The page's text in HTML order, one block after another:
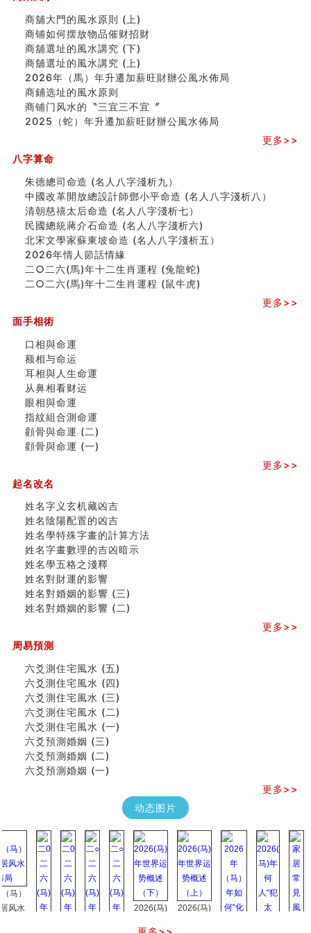
玄空本义(六)
额相与命运
风水先生林琅仙的传说
从痣看相
姓名陰陽配置的凶吉
六爻測住宅風水 (四)
玄空本义 (五)
财务办公室风水布局
精选1500个五行属木的字
六爻算卦：我俩之间是否还命中有未尽的缘分？
订婚就是定结婚日子吗
清朝慈禧太后命造 (名人八字淺析七）
玄空本义 (三)
飞灵山传说故事
命理解说：想请问什么时候能够遇到姻缘结婚？
商舖選址的風水講究 (下)
吉凶神跳上大运时的断法【四柱技巧】
家居常見風水形煞及化解方法 (一)
大門風水五大禁忌！大門風水擺設？門中門風水解方？
出现这几种面相桃花泛
寓意好的五行属水的汉字有哪些？五行属水的汉字大全
玄空本义 (一)
＂天下第一关＂的由来
无名指长的人有艺术天赋？手指长短能看出什么？
六爻測住宅風水 (三)
別再一知半解！正解住宅風水十大禁忌
《盲派命理》 ( 十六）
姓名學特殊字畫的計算方法
八字天干合化详解
六爻空亡有哪些种类分类？空而有用和空而无用什么意
八字铁口直断经验总结五十条
《高岛易断》(四)
民間風水知識九十四條
马斯克八字分析
饭店餐馆风水布局知识
六爻占卜中如何预测官运、事业运？
《高岛易断》(三)
四柱八字快速直断技法
《高岛易断》(二)
创业容易成功的6种手相
算命先生都不外传的算命顺口溜
什么是到山到向？上山下水？
六爻算卦：我能面试升职吗？
《高岛易断》(一)
朱德總司命造 (名⼈⼋字淺析九）
刘燮鈞讲人相 手相论财运
同年同月同日同时同地生命运为何却完全不同？
商舖大門的風水原則 (上)
玄空本义(十一)
家居常見風水形煞及化解方法 (三)
天要下雨娘要嫁人
预测开店怎么样
商舖大門的風水原則 (上)
商铺如何摆放物品催财招财
商舖選址的風水講究 (下)
商舖選址的風水講究 (上)
2026年（馬）年升遷加薪旺財辦公風水佈局
商鋪选址的風水原则
商铺门风水的〝三宜三不宜〞
2025（蛇）年升遷加薪旺財辦公風水佈局
更多>>
八字算命
朱德總司命造 (名⼈⼋字淺析九）
中國改革開放總設計師鄧小平命造 (名人八字淺析八）
清朝慈禧太后命造 (名人八字淺析七）
民國總統蔣介石命造 (名人八字淺析六)
北宋文學家蘇東坡命造 (名人八字淺析五）
2026年情人節話情緣
二○二六(馬)年十二生肖運程 (兔龍蛇)
二○二六(馬)年十二生肖運程 (鼠牛虎)
更多>>
面手相術
口相與命運
额相与命运
耳相與人生命運
从鼻相看财运
眼相與命運
指紋組合測命運
顴骨與命運 (二)
顴骨與命運 (一)
更多>>
起名改名
姓名字义玄机藏凶吉
姓名陰陽配置的凶吉
姓名學特殊字畫的計算方法
姓名字畫數理的吉凶暗示
姓名學五格之淺釋
姓名對財運的影響
姓名對婚姻的影響 (三)
姓名對婚姻的影響 (二)
更多>>
周易預測
六爻測住宅風水 (五)
六爻測住宅風水 (四)
六爻測住宅風水 (三)
六爻測住宅風水 (二)
六爻測住宅風水 (一)
六爻預測婚姻 (三)
六爻預測婚姻 (二)
六爻預測婚姻 (一)
更多>>
动态图片
2026(马)
2026(马)